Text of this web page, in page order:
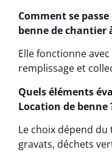
Comment se
benne de chantier
Elle fonctionne
remplissage et
Quels éléments
Location de benne
Le choix dépend
gravats, déchets